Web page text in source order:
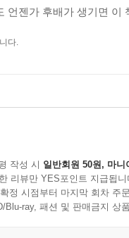
언젠가 후배가 생기면
다.
작성 시 일반회원 50원, 마니
리뷰만 YES포인트 지급됩니
정 시점부터 마지막 회차 주
Blu-ray, 패션 및 판매금지 상